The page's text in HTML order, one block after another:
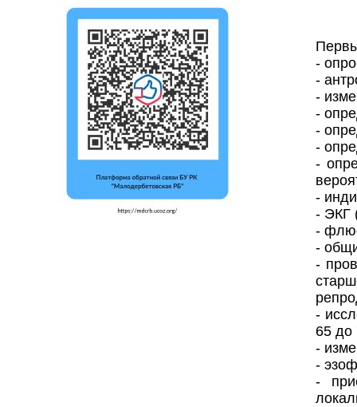
-
-
-
-
-
-
-
-
- ЭКГ
-
-
-
-
65 до
-
-
-